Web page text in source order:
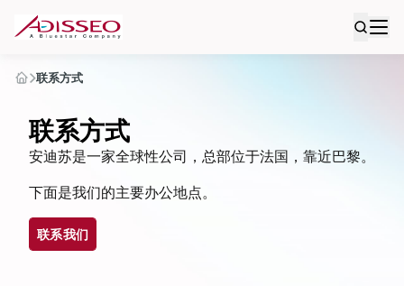
联系方式
联系方式
安迪苏是一家全球性公司，总部位于法国，靠近巴黎。
下面是我们的主要办公地点。
联系我们